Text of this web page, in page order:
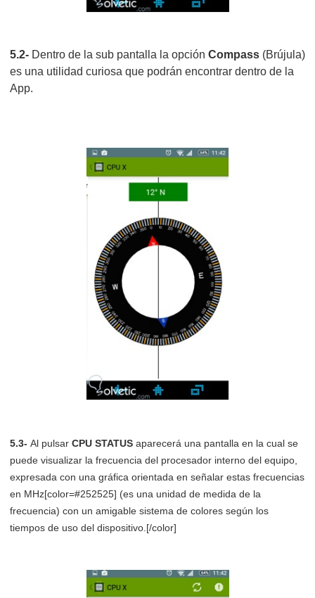
5.2- Dentro de la sub pantalla la opción Compass (Brújula)
es una utilidad curiosa que podrán encontrar dentro de la
App.
5.3- Al pulsar CPU STATUS aparecerá una pantalla en la cual se
puede visualizar la frecuencia del procesador interno del equipo,
expresada con una gráfica orientada en señalar estas frecuencias
en MHz[color=#252525] (es una unidad de medida de la
frecuencia) con un amigable sistema de colores según los
tiempos de uso del dispositivo.[/color]